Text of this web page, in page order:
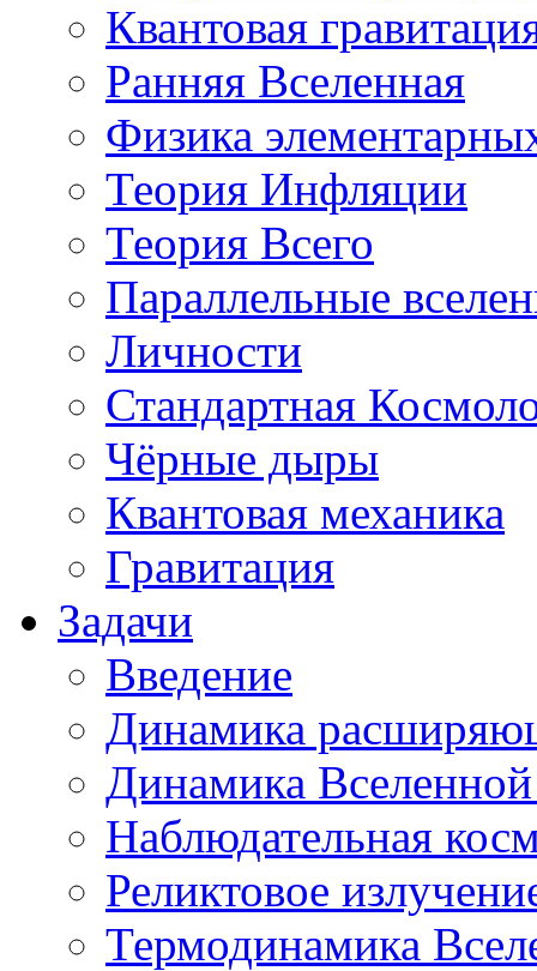
Квантовая
Ранняя Вселенная
Физика
Теория Инфляции
Теория Всего
Параллельные
Личности
Стандартная
Чёрные дыры
Квантовая механика
Гравитация
Задачи
Введение
Динамика
Динамика
Наблюдательная
Реликтовое
Термодинамика